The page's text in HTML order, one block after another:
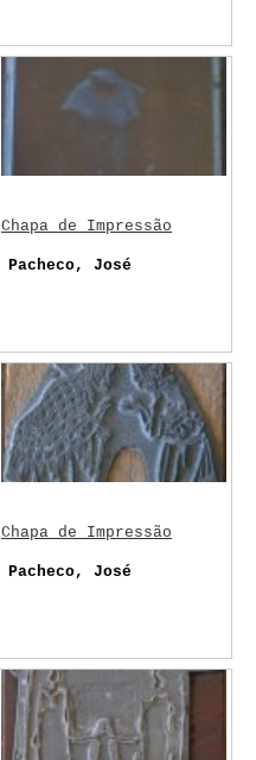
Chapa de Impressão
Pacheco, José
Chapa de Impressão
Pacheco, José